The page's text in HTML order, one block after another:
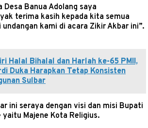
Desa Banua Adolang saya
terima kasih kepada kita semua
kami di acara Zikir Akbar ini”.
Halal Bihalal dan Harlah ke-65 PMII,
Duka Harapkan Tetap Konsisten
Sulbar
ini seraya dengan visi dan misi Bupati
yaitu Majene Kota Religius.